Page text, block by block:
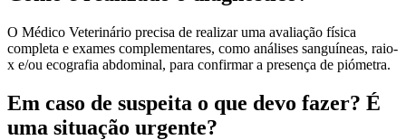
O Médico Veterinário precisa de realizar uma avaliação física
completa e exames complementares, como análises sanguíneas, raio-
x e/ou ecografia abdominal, para confirmar a presença de piómetra.
Em caso de suspeita o que devo fazer? É
uma situação urgente?